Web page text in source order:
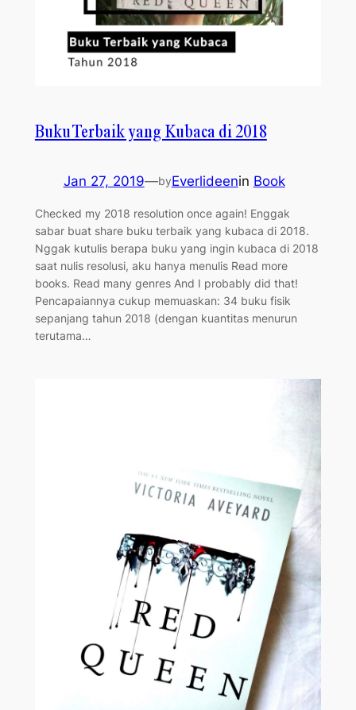
Buku Terbaik yang Kubaca di 2018
Jan 27, 2019—byEverlideenin Book
Checked my 2018 resolution once again! Enggak
sabar buat share buku terbaik yang kubaca di 2018.
Nggak kutulis berapa buku yang ingin kubaca di 2018
saat nulis resolusi, aku hanya menulis Read more
books. Read many genres And I probably did that!
Pencapaiannya cukup memuaskan: 34 buku fisik
sepanjang tahun 2018 (dengan kuantitas menurun
terutama…